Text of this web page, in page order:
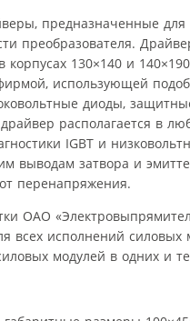
предназначенные для
преобразователя.
130×140 и
использующей
диоды,
располагается в
IGBT и
выводам затвора и
перенапряжения.
ОАО
всех исполнений
модулей в одних и